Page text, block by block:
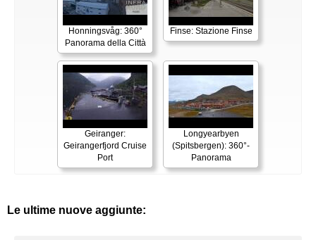
Honningsvåg: 360°
Panorama della Città
Finse: Stazione Finse
Geiranger:
Geirangerfjord Cruise
Port
Longyearbyen
(Spitsbergen): 360°-
Panorama
Le ultime nuove aggiunte: